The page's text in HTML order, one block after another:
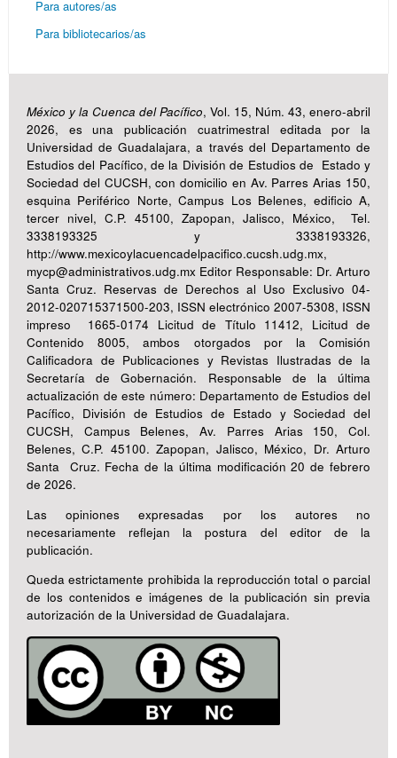
Para autores/as
Para bibliotecarios/as
México y la Cuenca del Pacífico, Vol. 15, Núm. 43, enero-abril
2026, es una publicación cuatrimestral editada por la
Universidad de Guadalajara, a través del Departamento de
Estudios del Pacífico, de la División de Estudios de Estado y
Sociedad del CUCSH, con domicilio en Av. Parres Arias 150,
esquina Periférico Norte, Campus Los Belenes, edificio A,
tercer nivel, C.P. 45100, Zapopan, Jalisco, México, Tel.
3338193325 y 3338193326,
http://www.mexicoylacuencadelpacifico.cucsh.udg.mx,
mycp@administrativos.udg.mx Editor Responsable: Dr. Arturo
Santa Cruz. Reservas de Derechos al Uso Exclusivo 04-
2012-020715371500-203, ISSN electrónico 2007-5308, ISSN
impreso 1665-0174 Licitud de Título 11412, Licitud de
Contenido 8005, ambos otorgados por la Comisión
Calificadora de Publicaciones y Revistas Ilustradas de la
Secretaría de Gobernación. Responsable de la última
actualización de este número: Departamento de Estudios del
Pacífico, División de Estudios de Estado y Sociedad del
CUCSH, Campus Belenes, Av. Parres Arias 150, Col.
Belenes, C.P. 45100. Zapopan, Jalisco, México, Dr. Arturo
Santa Cruz. Fecha de la última modificación 20 de febrero
de 2026.
Las opiniones expresadas por los autores no
necesariamente reflejan la postura del editor de la
publicación.
Queda estrictamente prohibida la reproducción total o parcial
de los contenidos e imágenes de la publicación sin previa
autorización de la Universidad de Guadalajara.